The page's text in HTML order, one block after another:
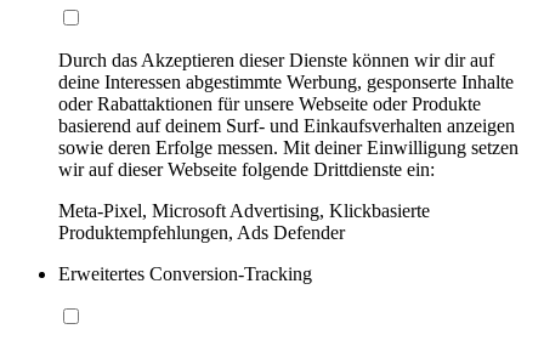
Durch das Akzeptieren dieser Dienste können wir dir auf
deine Interessen abgestimmte Werbung, gesponserte Inhalte
oder Rabattaktionen für unsere Webseite oder Produkte
basierend auf deinem Surf- und Einkaufsverhalten anzeigen
sowie deren Erfolge messen. Mit deiner Einwilligung setzen
wir auf dieser Webseite folgende Drittdienste ein:
Meta-Pixel, Microsoft Advertising, Klickbasierte
Produktempfehlungen, Ads Defender
Erweitertes Conversion-Tracking